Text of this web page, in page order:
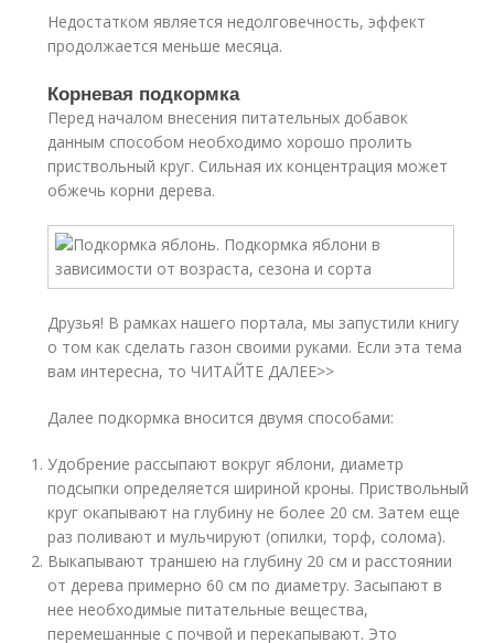
Недостатком является недолговечность, эффект
продолжается меньше месяца.
Корневая подкормка
Перед началом внесения питательных добавок
данным способом необходимо хорошо пролить
приствольный круг. Сильная их концентрация может
обжечь корни дерева.
Друзья! В рамках нашего портала, мы запустили книгу
о том как сделать газон своими руками. Если эта тема
вам интересна, то ЧИТАЙТЕ ДАЛЕЕ>>
Далее подкормка вносится двумя способами:
Удобрение рассыпают вокруг яблони, диаметр
подсыпки определяется шириной кроны. Приствольный
круг окапывают на глубину не более 20 см. Затем еще
раз поливают и мульчируют (опилки, торф, солома).
Выкапывают траншею на глубину 20 см и расстоянии
от дерева примерно 60 см по диаметру. Засыпают в
нее необходимые питательные вещества,
перемешанные с почвой и перекапывают. Это